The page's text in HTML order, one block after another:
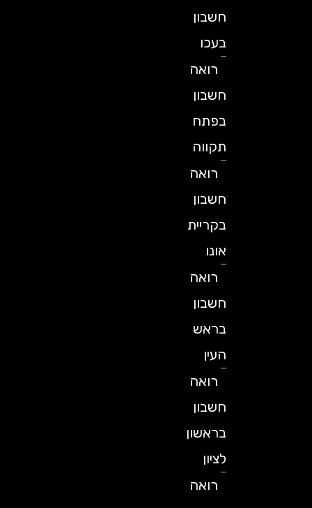
חשבון
בעכו
רואה
חשבון
בפתח
תקווה
רואה
חשבון
בקריית
רואה
חשבון
בראש
רואה
חשבון
בראשון
רואה